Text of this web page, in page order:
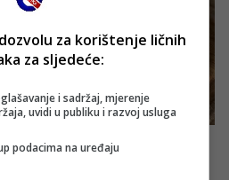
za korištenje ličnih
za sljedeće:
i sadržaj, mjerenje
uvidi u publiku i razvoj usluga
podacima na uređaju